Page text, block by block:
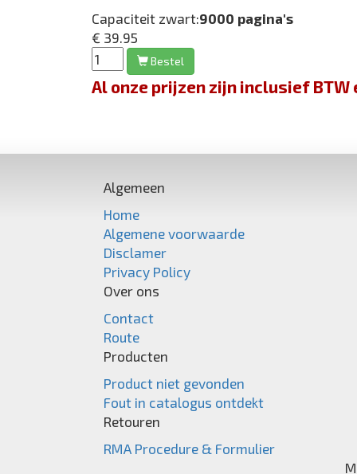
Capaciteit zwart:9000 pagina's
€ 39.95
Bestel
Al onze prijzen zijn inclusief
Algemeen
Home
Algemene voorwaarde
Disclamer
Privacy Policy
Over ons
Contact
Route
Producten
Product niet gevonden
Fout in catalogus ontdekt
Retouren
RMA Procedure & Formulier